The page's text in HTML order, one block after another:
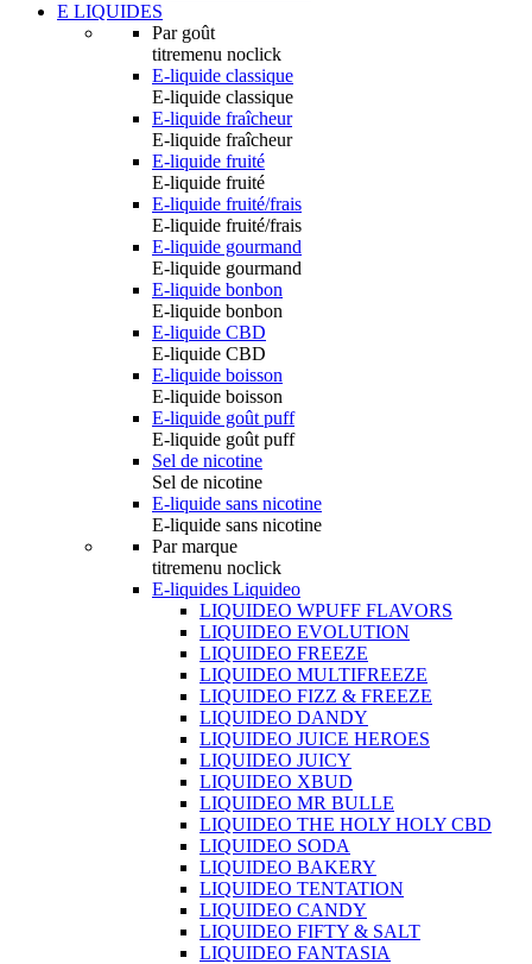
E LIQUIDES
Par goût
titremenu noclick
E-liquide classique
E-liquide classique
E-liquide fraîcheur
E-liquide fraîcheur
E-liquide fruité
E-liquide fruité
E-liquide fruité/frais
E-liquide fruité/frais
E-liquide gourmand
E-liquide gourmand
E-liquide bonbon
E-liquide bonbon
E-liquide CBD
E-liquide CBD
E-liquide boisson
E-liquide boisson
E-liquide goût puff
E-liquide goût puff
Sel de nicotine
Sel de nicotine
E-liquide sans nicotine
E-liquide sans nicotine
Par marque
titremenu noclick
E-liquides Liquideo
LIQUIDEO WPUFF FLAVORS
LIQUIDEO EVOLUTION
LIQUIDEO FREEZE
LIQUIDEO MULTIFREEZE
LIQUIDEO FIZZ & FREEZE
LIQUIDEO DANDY
LIQUIDEO JUICE HEROES
LIQUIDEO JUICY
LIQUIDEO XBUD
LIQUIDEO MR BULLE
LIQUIDEO THE HOLY HOLY CBD
LIQUIDEO SODA
LIQUIDEO BAKERY
LIQUIDEO TENTATION
LIQUIDEO CANDY
LIQUIDEO FIFTY & SALT
LIQUIDEO FANTASIA